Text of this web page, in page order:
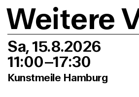
Weitere
Sa, 15.8.2026
11:00–17:30
Kunstmeile Hamburg